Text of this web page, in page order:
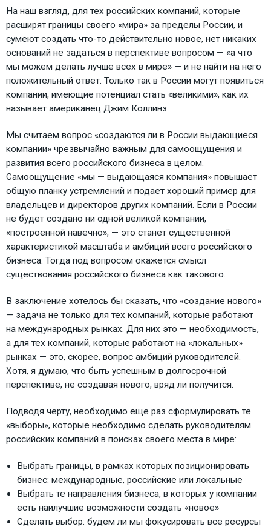
На наш взгляд, для тех российских компаний, которые
расширят границы своего «мира» за пределы России, и
сумеют создать что-то действительно новое, нет никаких
оснований не задаться в перспективе вопросом — «а что
мы можем делать лучше всех в мире» — и не найти на него
положительный ответ. Только так в России могут появиться
компании, имеющие потенциал стать «великими», как их
называет американец Джим Коллинз.
Мы считаем вопрос «создаются ли в России выдающиеся
компании» чрезвычайно важным для самоощущения и
развития всего российского бизнеса в целом.
Самоощущение «мы — выдающаяся компания» повышает
общую планку устремлений и подает хороший пример для
владельцев и директоров других компаний. Если в России
не будет создано ни одной великой компании,
«построенной навечно», — это станет существенной
характеристикой масштаба и амбиций всего российского
бизнеса. Тогда под вопросом окажется смысл
существования российского бизнеса как такового.
В заключение хотелось бы сказать, что «создание нового»
— задача не только для тех компаний, которые работают
на международных рынках. Для них это — необходимость,
а для тех компаний, которые работают на «локальных»
рынках — это, скорее, вопрос амбиций руководителей.
Хотя, я думаю, что быть успешным в долгосрочной
перспективе, не создавая нового, вряд ли получится.
Подводя черту, необходимо еще раз сформулировать те
«выборы», которые необходимо сделать руководителям
российских компаний в поисках своего места в мире:
Выбрать границы, в рамках которых позиционировать
бизнес: международные, российские или локальные
Выбрать те направления бизнеса, в которых у компании
есть наилучшие возможности создать «новое»
Сделать выбор: будем ли мы фокусировать все ресурсы